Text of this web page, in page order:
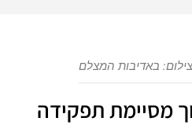
באדיבות המצלם
מסיימת תפקידה